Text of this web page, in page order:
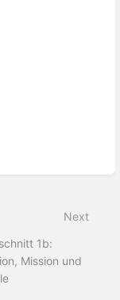
Next
1b:
Mission und